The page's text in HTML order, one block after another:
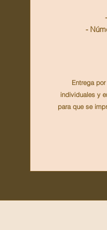
-
Entrega
individuales y
para que se